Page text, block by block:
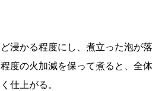
浸かる程度にし、煮立った泡が落
度の火加減を保って煮ると、全体
仕上がる。